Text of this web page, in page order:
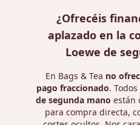
¿Ofrecéis
aplazado en la
Loewe de
En Bags & Tea no
pago fraccionado.
de segunda mano están
para compra directa,